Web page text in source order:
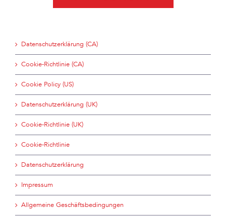
Datenschutzerklärung (CA)
Cookie-Richtlinie (CA)
Cookie Policy (US)
Datenschutzerklärung (UK)
Cookie-Richtlinie (UK)
Cookie-Richtlinie
Datenschutzerklärung
Impressum
Allgemeine Geschäftsbedingungen